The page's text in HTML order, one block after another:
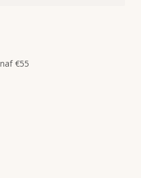
€55